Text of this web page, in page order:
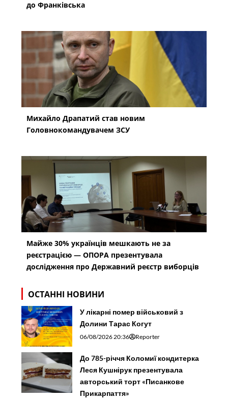
до Франківська
Михайло Драпатий став новим
Головнокомандувачем ЗСУ
Майже 30% українців мешкають не за
реєстрацією — ОПОРА презентувала
дослідження про Державний реєстр виборців
ОСТАННІ НОВИНИ
У лікарні помер військовий з
Долини Тарас Когут
06/08/2026 20:36 Reporter
До 785-річчя Коломиї кондитерка
Леся Кушнірук презентувала
авторський торт «Писанкове
Прикарпаття»